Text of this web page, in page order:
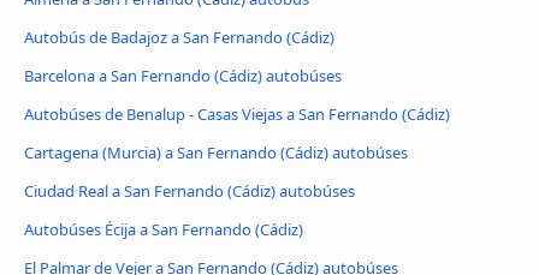
Autobús de Badajoz a San Fernando (Cádiz)
Barcelona a San Fernando (Cádiz) autobúses
Autobúses de Benalup - Casas Viejas a San Fernando (Cádiz)
Cartagena (Murcia) a San Fernando (Cádiz) autobúses
Ciudad Real a San Fernando (Cádiz) autobúses
Autobúses Écija a San Fernando (Cádiz)
El Palmar de Vejer a San Fernando (Cádiz) autobúses